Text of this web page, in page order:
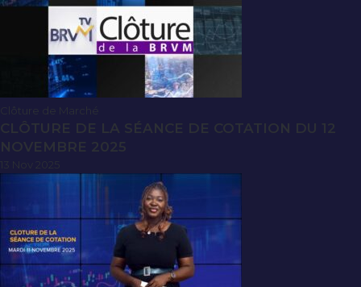
CLÔTURE DE LA SÉANCE DE COTATION DU 12
NOVEMBRE 2025